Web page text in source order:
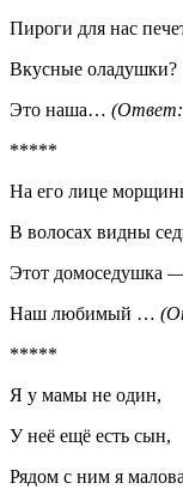
Пироги для нас
Вкусные оладушки?
Это наша…
*****
На его лице
В волосах видны
Этот домоседушка
Наш любимый …
*****
Я у мамы не один,
У неё ещё есть сын,
Рядом с ним я